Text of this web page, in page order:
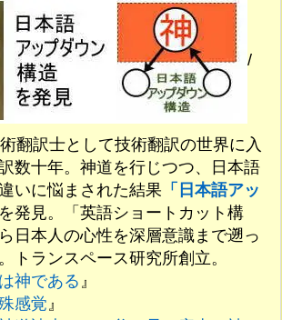
/
翻訳士として技術翻訳の世界に入
数十年。神道を行じつつ、日本語
いに悩まされた結果 「日本語アッ
を発見。「英語ショートカット構
日本人の心性を深層意識まで遡っ
トランスペース研究所創立。
神である』
感覚』